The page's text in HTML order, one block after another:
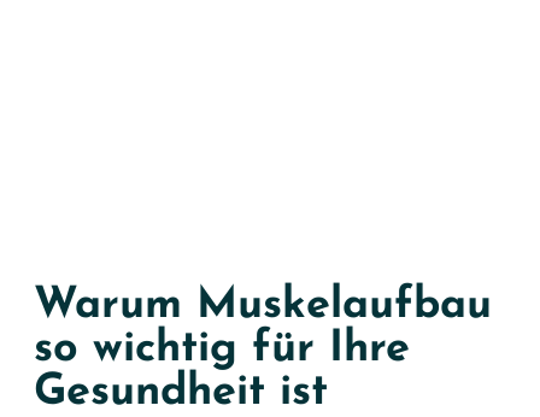
Warum Muskelaufbau
so wichtig für Ihre
Gesundheit ist